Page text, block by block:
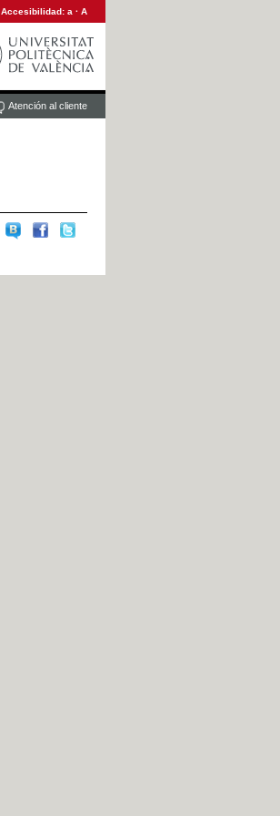
Accesibilidad: a · A
Atención al cliente